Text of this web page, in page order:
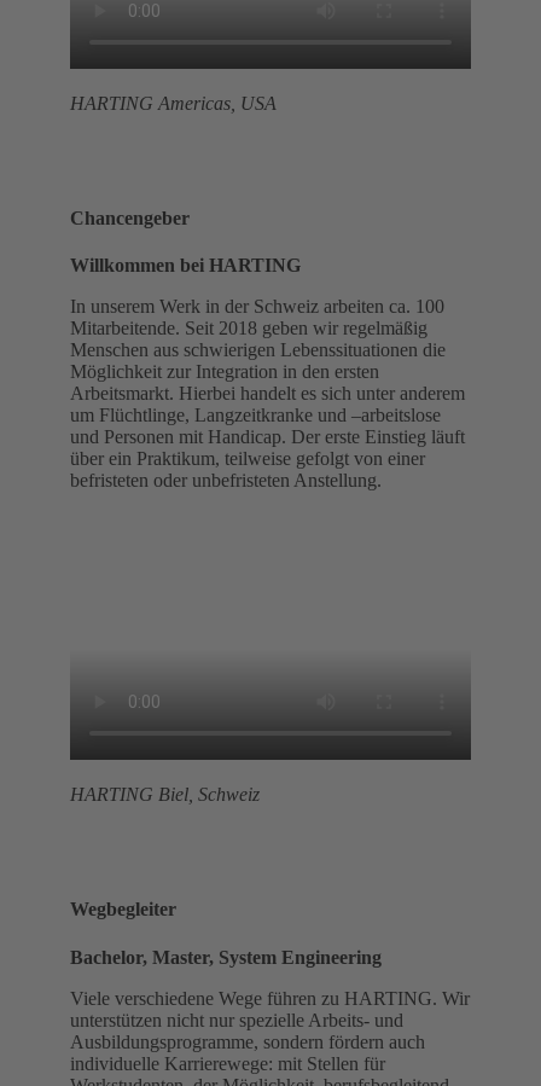
HARTING Americas, USA
Chancengeber
Willkommen bei HARTING
In unserem Werk in der Schweiz arbeiten ca. 100
Mitarbeitende. Seit 2018 geben wir regelmäßig
Menschen aus schwierigen Lebenssituationen die
Möglichkeit zur Integration in den ersten
Arbeitsmarkt. Hierbei handelt es sich unter anderem
um Flüchtlinge, Langzeitkranke und –arbeitslose
und Personen mit Handicap. Der erste Einstieg läuft
über ein Praktikum, teilweise gefolgt von einer
befristeten oder unbefristeten Anstellung.
HARTING Biel, Schweiz
Wegbegleiter
Bachelor, Master, System Engineering
Viele verschiedene Wege führen zu HARTING. Wir
unterstützen nicht nur spezielle Arbeits- und
Ausbildungsprogramme, sondern fördern auch
individuelle Karrierewege: mit Stellen für